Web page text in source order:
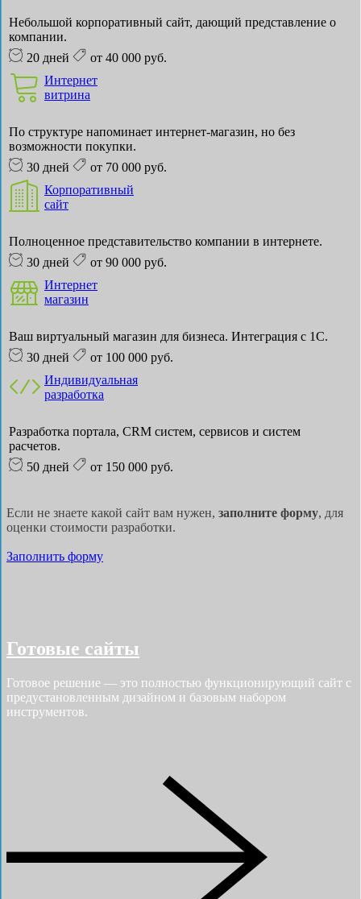
Небольшой корпоративный сайт, дающий представление о
компании.
20 дней
от 40 000 руб.
Интернет
витрина
По структуре напоминает интернет-магазин, но без
возможности покупки.
30 дней
от 70 000 руб.
Корпоративный
сайт
Полноценное представительство компании в интернете.
30 дней
от 90 000 руб.
Интернет
магазин
Ваш виртуальный магазин для бизнеса. Интеграция с 1С.
30 дней
от 100 000 руб.
Индивидуальная
разработка
Разработка портала, CRM систем, сервисов и систем
расчетов.
50 дней
от 150 000 руб.
Если не знаете какой сайт вам нужен, заполните форму, для
оценки стоимости разработки.
Заполнить форму
Готовые сайты
Готовое решение — это полностью функционирующий сайт с
предустановленным дизайном и базовым набором
инструментов.